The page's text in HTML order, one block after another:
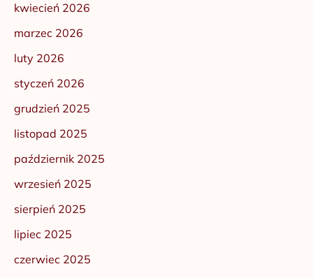
kwiecień 2026
marzec 2026
luty 2026
styczeń 2026
grudzień 2025
listopad 2025
październik 2025
wrzesień 2025
sierpień 2025
lipiec 2025
czerwiec 2025